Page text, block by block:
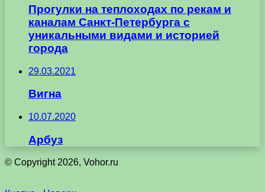
Прогулки на теплоходах по рекам и
каналам Санкт-Петербурга с
уникальными видами и историей
города
29.03.2021
Вигна
10.07.2020
Арбуз
© Copyright 2026, Vohor.ru